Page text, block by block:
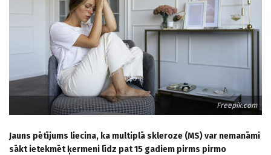
Freepik.com
Jauns pētījums liecina, ka multiplā skleroze (MS) var nemanāmi
sākt ietekmēt ķermeni līdz pat 15 gadiem pirms pirmo